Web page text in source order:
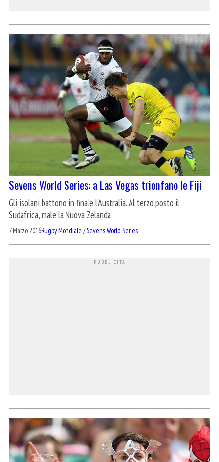
Sevens World Series: a Las Vegas trionfano le Fiji
Gli isolani battono in finale l'Australia. Al terzo posto il
Sudafrica, male la Nuova Zelanda
7 Marzo 2016Rugby Mondiale /Sevens World Series